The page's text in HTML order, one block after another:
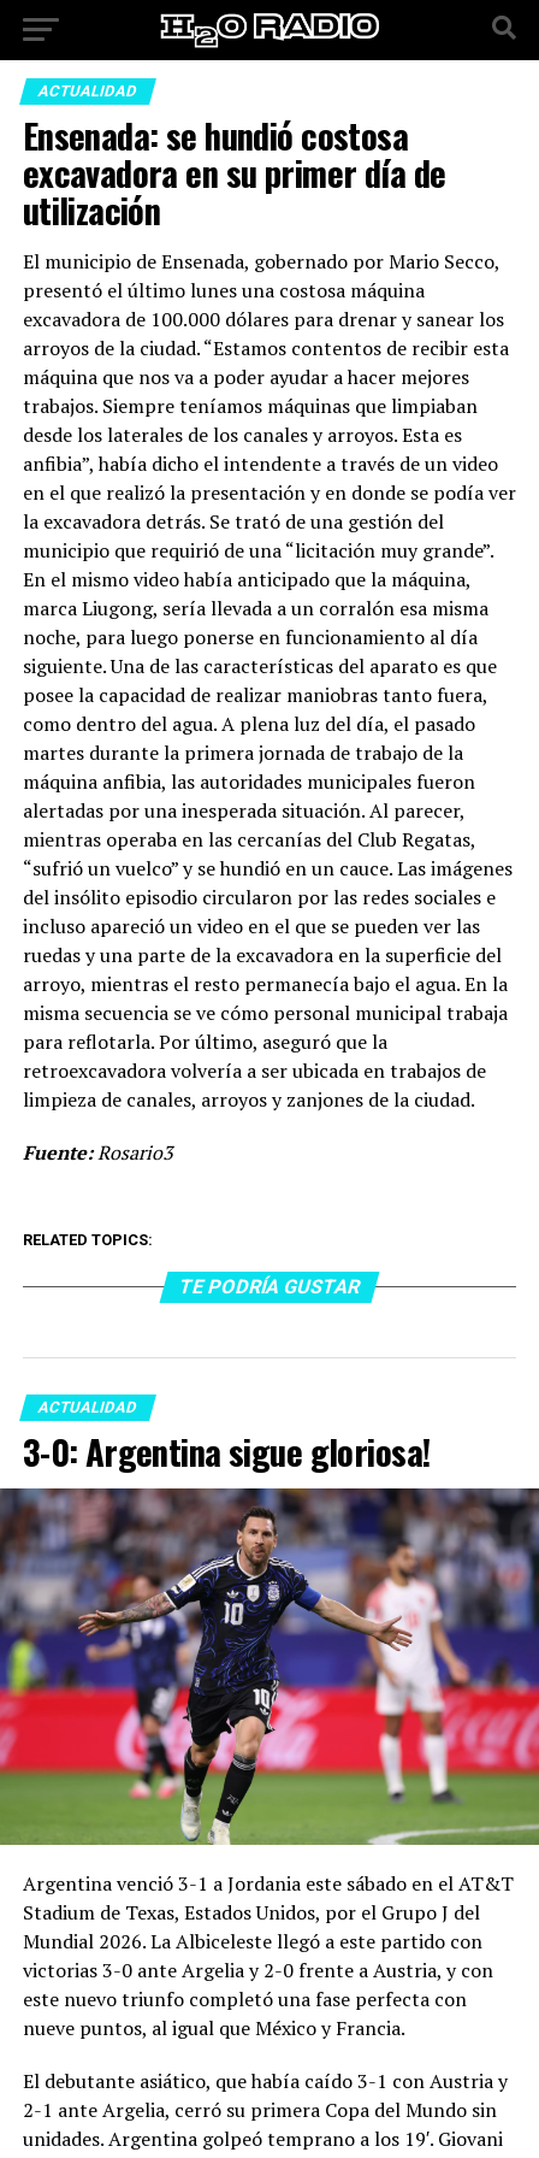
ACTUALIDAD
Ensenada: se hundió costosa
excavadora en su primer día de
utilización
El municipio de Ensenada, gobernado por Mario Secco,
presentó el último lunes una costosa máquina
excavadora de 100.000 dólares para drenar y sanear los
arroyos de la ciudad. “Estamos contentos de recibir esta
máquina que nos va a poder ayudar a hacer mejores
trabajos. Siempre teníamos máquinas que limpiaban
desde los laterales de los canales y arroyos. Esta es
anfibia”, había dicho el intendente a través de un video
en el que realizó la presentación y en donde se podía ver
la excavadora detrás. Se trató de una gestión del
municipio que requirió de una “licitación muy grande”.
En el mismo video había anticipado que la máquina,
marca Liugong, sería llevada a un corralón esa misma
noche, para luego ponerse en funcionamiento al día
siguiente. Una de las características del aparato es que
posee la capacidad de realizar maniobras tanto fuera,
como dentro del agua. A plena luz del día, el pasado
martes durante la primera jornada de trabajo de la
máquina anfibia, las autoridades municipales fueron
alertadas por una inesperada situación. Al parecer,
mientras operaba en las cercanías del Club Regatas,
“sufrió un vuelco” y se hundió en un cauce. Las imágenes
del insólito episodio circularon por las redes sociales e
incluso apareció un video en el que se pueden ver las
ruedas y una parte de la excavadora en la superficie del
arroyo, mientras el resto permanecía bajo el agua. En la
misma secuencia se ve cómo personal municipal trabaja
para reflotarla. Por último, aseguró que la
retroexcavadora volvería a ser ubicada en trabajos de
limpieza de canales, arroyos y zanjones de la ciudad.
Fuente:Rosario3
RELATED TOPICS:
TE PODRÍA GUSTAR
ACTUALIDAD
3-0: Argentina sigue gloriosa!
Argentina venció 3-1 a Jordania este sábado en el AT&T
Stadium de Texas, Estados Unidos, por el Grupo J del
Mundial 2026. La Albiceleste llegó a este partido con
victorias 3-0 ante Argelia y 2-0 frente a Austria, y con
este nuevo triunfo completó una fase perfecta con
nueve puntos, al igual que México y Francia.
El debutante asiático, que había caído 3-1 con Austria y
2-1 ante Argelia, cerró su primera Copa del Mundo sin
unidades. Argentina golpeó temprano a los 19′. Giovani